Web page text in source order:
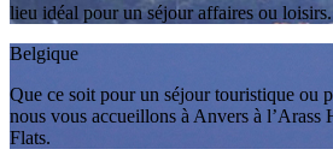
lieu idéal pour un séjour affaires ou loisirs.
Belgique
Que ce soit pour un séjour touristique ou
nous vous accueillons à Anvers à
Flats.